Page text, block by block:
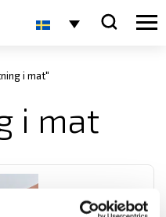
i mat"
i mat